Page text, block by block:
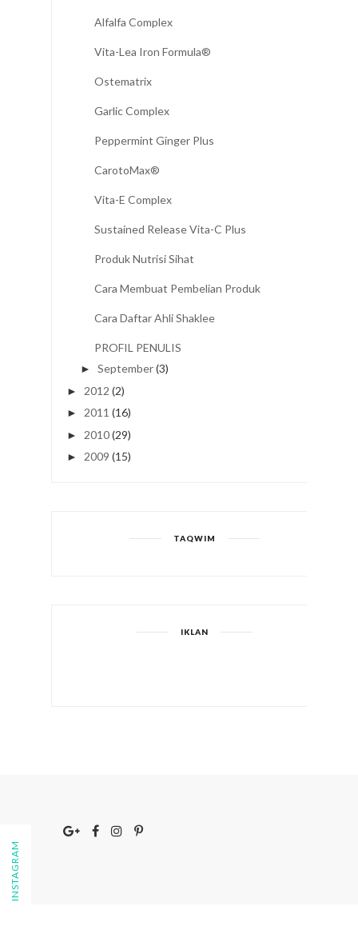
Alfalfa Complex
Vita-Lea Iron Formula®
Ostematrix
Garlic Complex
Peppermint Ginger Plus
CarotoMax®
Vita-E Complex
Sustained Release Vita-C Plus
Produk Nutrisi Sihat
Cara Membuat Pembelian Produk
Cara Daftar Ahli Shaklee
PROFIL PENULIS
► September(3)
► 2012 (2)
► 2011 (16)
► 2010(29)
► 2009 (15)
TAQWIM
IKLAN